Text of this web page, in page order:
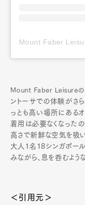
Mount Faber Leisureの
ントーサでの体験がさ
っとも高い場所にある
着用は必要なくなった
高さで新鮮な空気を吸い
大人1名18シンガポール
みながら、息を呑むよう
＜引用元＞